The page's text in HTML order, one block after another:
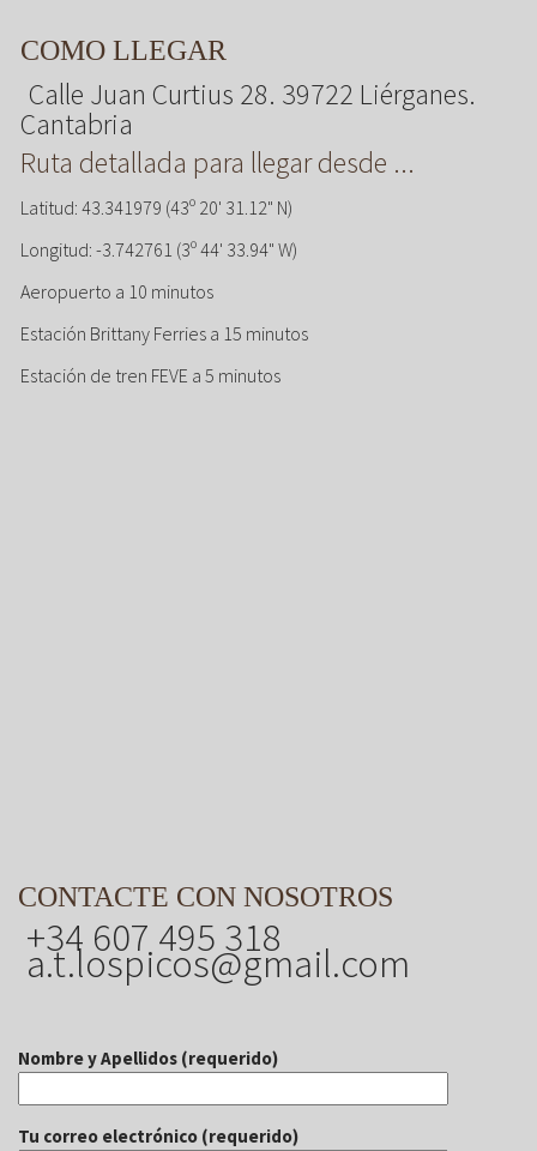
COMO LLEGAR
Calle Juan Curtius 28. 39722 Liérganes.
Cantabria
Ruta detallada para llegar desde ...
Latitud: 43.341979 (43º 20' 31.12" N)
Longitud: -3.742761 (3º 44' 33.94" W)
Aeropuerto a 10 minutos
Estación Brittany Ferries a 15 minutos
Estación de tren FEVE a 5 minutos
CONTACTE CON NOSOTROS
+34 607 495 318
a.t.lospicos@gmail.com
Nombre y Apellidos (requerido)
Tu correo electrónico (requerido)